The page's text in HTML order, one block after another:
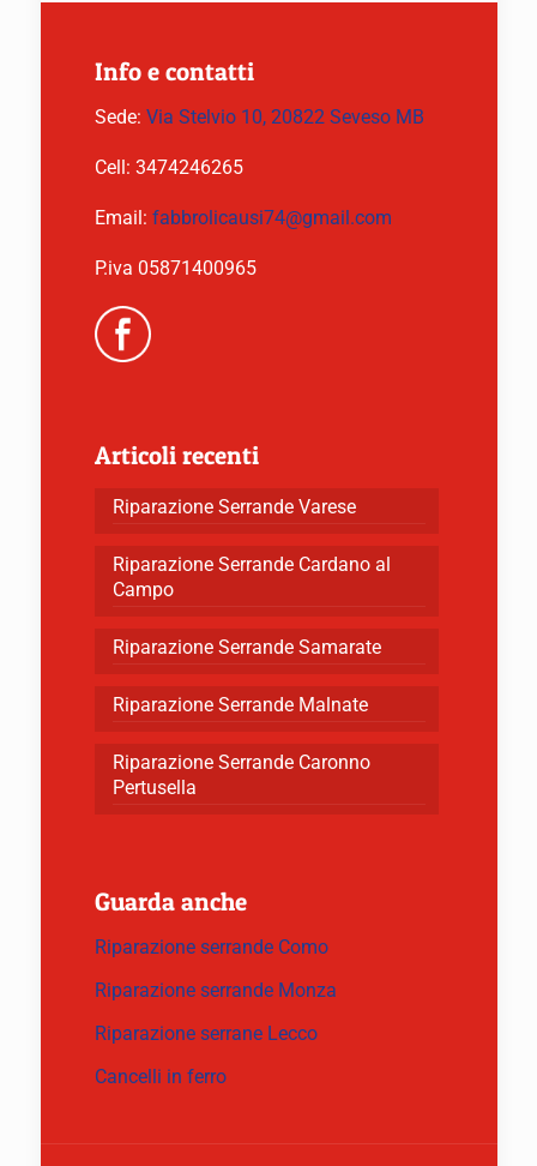
Info e contatti
Sede: Via Stelvio 10, 20822 Seveso MB
Cell: 3474246265
Email: fabbrolicausi74@gmail.com
P.iva 05871400965
Articoli recenti
Riparazione Serrande Varese
Riparazione Serrande Cardano al
Campo
Riparazione Serrande Samarate
Riparazione Serrande Malnate
Riparazione Serrande Caronno
Pertusella
Guarda anche
Riparazione serrande Como
Riparazione serrande Monza
Riparazione serrane Lecco
Cancelli in ferro